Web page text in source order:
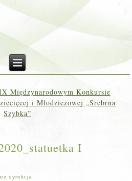
Międzynarodowym Konkursie
i Młodzieżowej „Srebrna
Szybka”
I
dyrekcja